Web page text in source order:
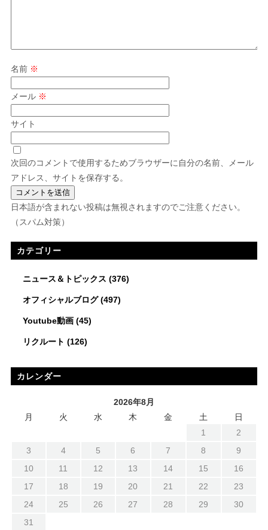
名前 ※
メール ※
サイト
次回のコメントで使用するためブラウザーに自分の名前、メール
アドレス、サイトを保存する。
日本語が含まれない投稿は無視されますのでご注意ください。
（スパム対策）
カテゴリー
ニュース＆トピックス (376)
オフィシャルブログ(497)
Youtube動画(45)
リクルート (126)
カレンダー
2026年8月
月
火 水 木 金 土
日
1
2
3
4 5 6 7 8
9
10
11 12 13 14 15
16
17
18 19 20 21 22
23
24
25 26 27 28 29
30
31